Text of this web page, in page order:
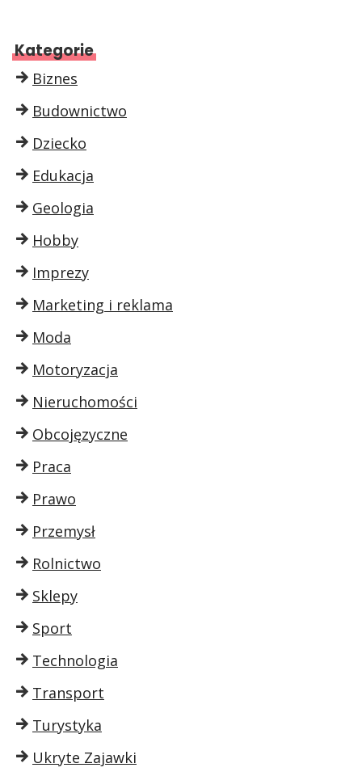
Kategorie
Biznes
Budownictwo
Dziecko
Edukacja
Geologia
Hobby
Imprezy
Marketing i reklama
Moda
Motoryzacja
Nieruchomości
Obcojęzyczne
Praca
Prawo
Przemysł
Rolnictwo
Sklepy
Sport
Technologia
Transport
Turystyka
Ukryte Zajawki